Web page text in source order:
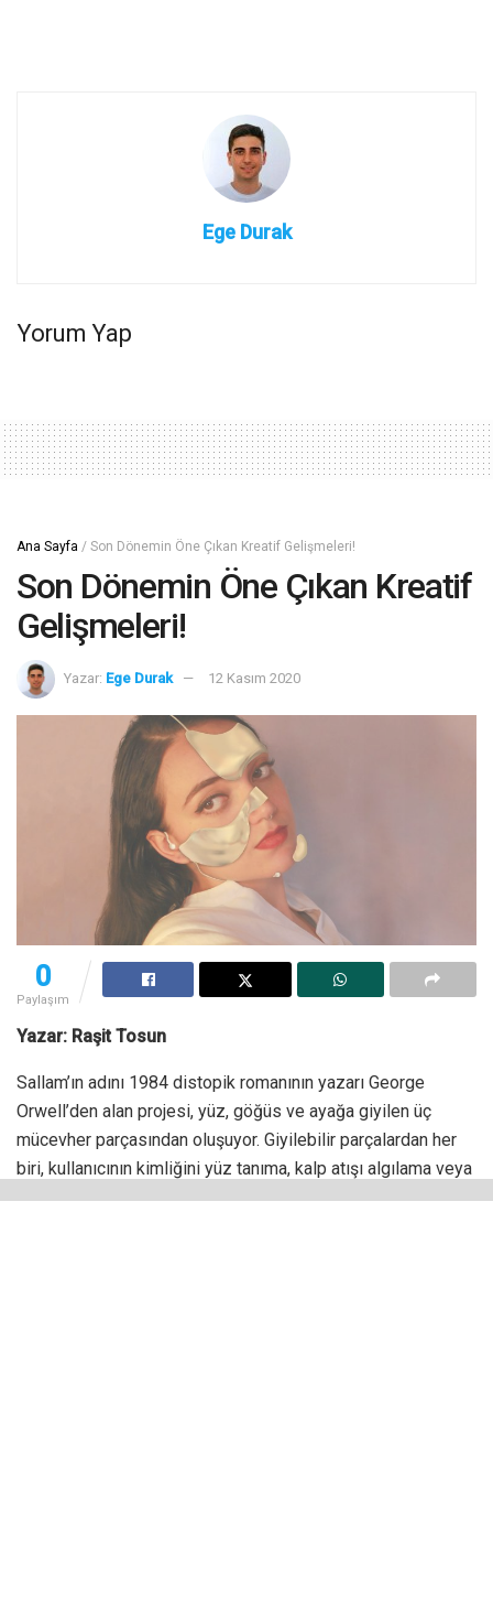
Ege Durak
Yorum Yap
Ana Sayfa / Son Dönemin Öne Çıkan Kreatif Gelişmeleri!
Son Dönemin Öne Çıkan Kreatif
Gelişmeleri!
Yazar: Ege Durak 12 Kasım 2020
0
Paylaşım
Yazar: Raşit Tosun
Sallam’ın adını 1984 distopik romanının yazarı George
Orwell’den alan projesi, yüz, göğüs ve ayağa giyilen üç
mücevher parçasından oluşuyor. Giyilebilir parçalardan her
biri, kullanıcının kimliğini yüz tanıma, kalp atışı algılama veya
yürüyüş izleme teknolojisinden korumaya yararken görsel